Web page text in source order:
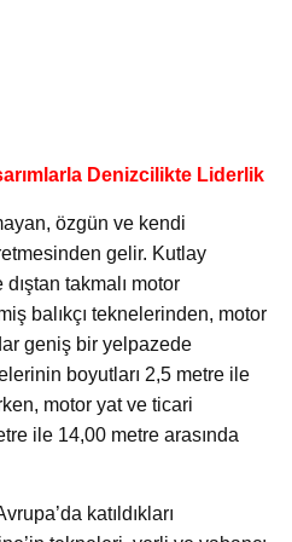
Denizcilikte Liderlik
özgün ve kendi
gelir. Kutlay
takmalı motor
balıkçı teknelerinden, motor
geniş bir yelpazede
boyutları 2,5 metre ile
motor yat ve ticari
ile 14,00 metre arasında
katıldıkları